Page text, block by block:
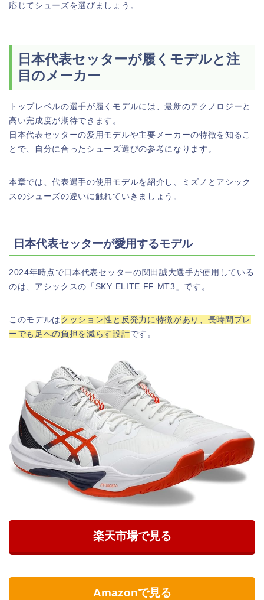
応じてシューズを選びましょう。
日本代表セッターが履くモデルと注
目のメーカー
トップレベルの選手が履くモデルには、最新のテクノロジーと
高い完成度が期待できます。
日本代表セッターの愛用モデルや主要メーカーの特徴を知るこ
とで、自分に合ったシューズ選びの参考になります。
本章では、代表選手の使用モデルを紹介し、ミズノとアシック
スのシューズの違いに触れていきましょう。
日本代表セッターが愛用するモデル
2024年時点で日本代表セッターの関田誠大選手が使用している
のは、アシックスの「SKY ELITE FF MT3」です。
このモデルは クッション性と反発力に特徴があり、長時間プレ
ーでも足への負担を減らす設計です。
楽天市場で見る
Amazonで見る